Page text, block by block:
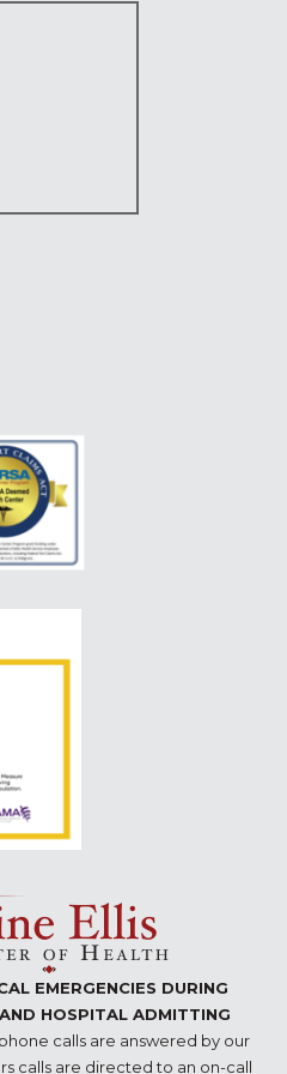
EMERGENCIES DURING
HOSPITAL ADMITTING
calls are answered by our
calls are directed to an on-call